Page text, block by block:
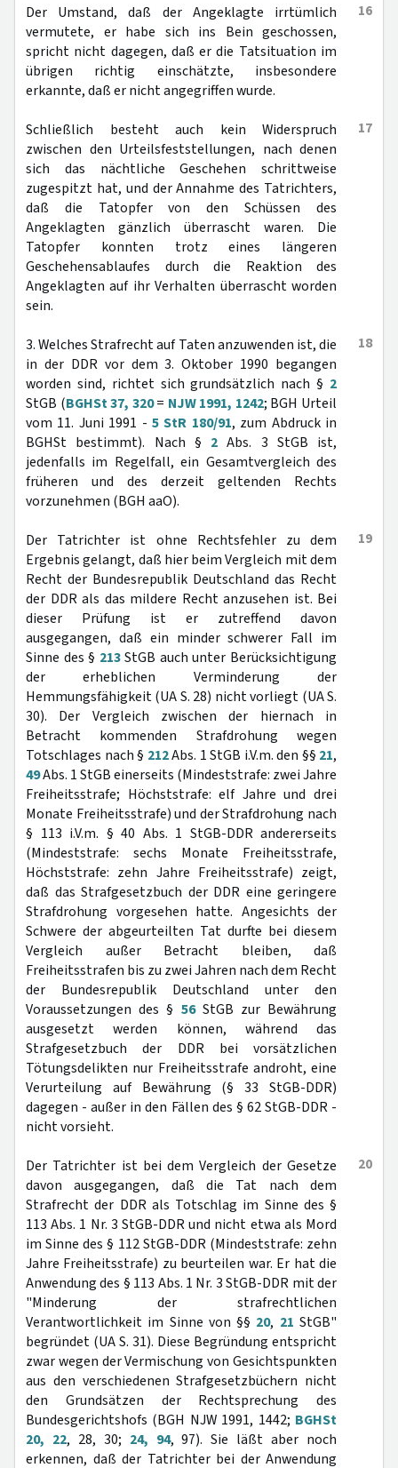
16
Der Umstand, daß der Angeklagte irrtümlich
vermutete, er habe sich ins Bein geschossen,
spricht nicht dagegen, daß er die Tatsituation im
übrigen richtig einschätzte, insbesondere
erkannte, daß er nicht angegriffen wurde.
17
Schließlich besteht auch kein Widerspruch
zwischen den Urteilsfeststellungen, nach denen
sich das nächtliche Geschehen schrittweise
zugespitzt hat, und der Annahme des Tatrichters,
daß die Tatopfer von den Schüssen des
Angeklagten gänzlich überrascht waren. Die
Tatopfer konnten trotz eines längeren
Geschehensablaufes durch die Reaktion des
Angeklagten auf ihr Verhalten überrascht worden
sein.
18
3. Welches Strafrecht auf Taten anzuwenden ist, die
in der DDR vor dem 3. Oktober 1990 begangen
worden sind, richtet sich grundsätzlich nach § 2
StGB (BGHSt 37, 320= NJW 1991, 1242; BGH Urteil
vom 11. Juni 1991 - 5 StR 180/91, zum Abdruck in
BGHSt bestimmt). Nach § 2 Abs. 3 StGB ist,
jedenfalls im Regelfall, ein Gesamtvergleich des
früheren und des derzeit geltenden Rechts
vorzunehmen (BGH aaO).
19
Der Tatrichter ist ohne Rechtsfehler zu dem
Ergebnis gelangt, daß hier beim Vergleich mit dem
Recht der Bundesrepublik Deutschland das Recht
der DDR als das mildere Recht anzusehen ist. Bei
dieser Prüfung ist er zutreffend davon
ausgegangen, daß ein minder schwerer Fall im
Sinne des § 213StGB auch unter Berücksichtigung
der erheblichen Verminderung der
Hemmungsfähigkeit (UA S. 28) nicht vorliegt (UA S.
30). Der Vergleich zwischen der hiernach in
Betracht kommenden Strafdrohung wegen
Totschlages nach § 212Abs. 1 StGB i.V.m. den §§ 21,
49Abs. 1 StGB einerseits (Mindeststrafe: zwei Jahre
Freiheitsstrafe; Höchststrafe: elf Jahre und drei
Monate Freiheitsstrafe) und der Strafdrohung nach
§ 113 i.V.m. § 40 Abs. 1 StGB-DDR andererseits
(Mindeststrafe: sechs Monate Freiheitsstrafe,
Höchststrafe: zehn Jahre Freiheitsstrafe) zeigt,
daß das Strafgesetzbuch der DDR eine geringere
Strafdrohung vorgesehen hatte. Angesichts der
Schwere der abgeurteilten Tat durfte bei diesem
Vergleich außer Betracht bleiben, daß
Freiheitsstrafen bis zu zwei Jahren nach dem Recht
der Bundesrepublik Deutschland unter den
Voraussetzungen des § 56StGB zur Bewährung
ausgesetzt werden können, während das
Strafgesetzbuch der DDR bei vorsätzlichen
Tötungsdelikten nur Freiheitsstrafe androht, eine
Verurteilung auf Bewährung (§ 33 StGB-DDR)
dagegen - außer in den Fällen des § 62 StGB-DDR -
nicht vorsieht.
20
Der Tatrichter ist bei dem Vergleich der Gesetze
davon ausgegangen, daß die Tat nach dem
Strafrecht der DDR als Totschlag im Sinne des §
113 Abs. 1 Nr. 3 StGB-DDR und nicht etwa als Mord
im Sinne des § 112 StGB-DDR (Mindeststrafe: zehn
Jahre Freiheitsstrafe) zu beurteilen war. Er hat die
Anwendung des § 113 Abs. 1 Nr. 3 StGB-DDR mit der
"Minderung der strafrechtlichen
Verantwortlichkeit im Sinne von §§ 20, 21 StGB"
begründet (UA S. 31). Diese Begründung entspricht
zwar wegen der Vermischung von Gesichtspunkten
aus den verschiedenen Strafgesetzbüchern nicht
den Grundsätzen der Rechtsprechung des
Bundesgerichtshofs (BGH NJW 1991, 1442; BGHSt
20, 22, 28, 30; 24, 94, 97). Sie läßt aber noch
erkennen, daß der Tatrichter bei der Anwendung